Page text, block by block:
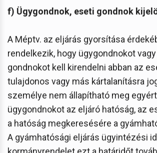
f) Ügygondnok, eseti gondnok
A Méptv. az eljárás gyorsítása
rendelkezik, hogy ügygondnokot
gondnokot kell kirendelni abban az
tulajdonos vagy más kártalanításra
személye nem állapítható meg
ügygondnokot az eljáró hatóság, az
a hatóság megkeresésére a
A gyámhatósági eljárás ügyintézési